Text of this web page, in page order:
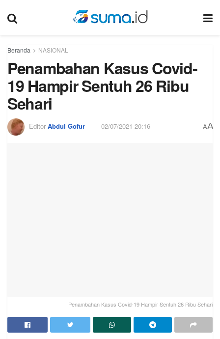
Beranda NASIONAL
Penambahan Kasus Covid-
19 Hampir Sentuh 26 Ribu
Sehari
Editor Abdul Gofur 02/07/2021 20:16 AA
Penambahan Kasus Covid-19 Hampir Sentuh 26 Ribu Sehari